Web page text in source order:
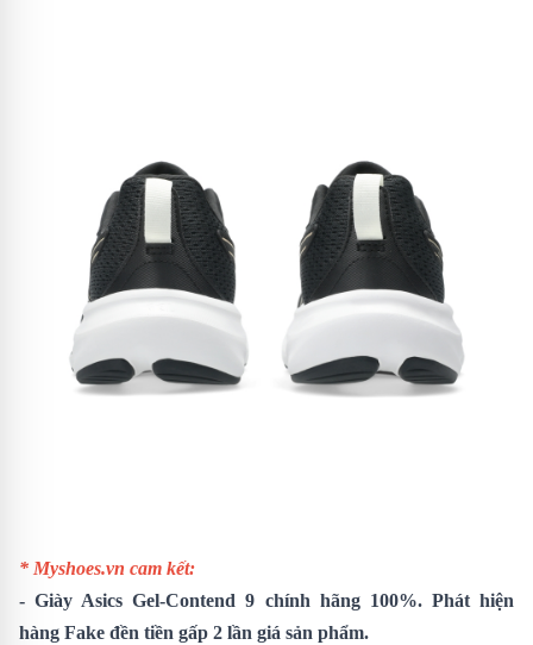
* Myshoes.vn cam kết:
-Giày Asics Gel-Contend 9 chính hãng 100%. Phát hiện
hàng Fake đền tiền gấp 2 lần giá sản phẩm.